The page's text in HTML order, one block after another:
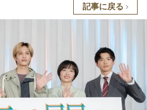
記事に戻る